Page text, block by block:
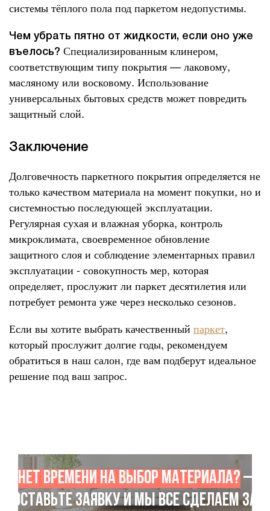
системы тёплого пола под паркетом недопустимы.
Чем убрать пятно от жидкости, если оно уже
въелось? Специализированным клинером,
соответствующим типу покрытия — лаковому,
масляному или восковому. Использование
универсальных бытовых средств может повредить
защитный слой.
Заключение
Долговечность паркетного покрытия определяется не
только качеством материала на момент покупки, но и
системностью последующей эксплуатации.
Регулярная сухая и влажная уборка, контроль
микроклимата, своевременное обновление
защитного слоя и соблюдение элементарных правил
эксплуатации - совокупность мер, которая
определяет, прослужит ли паркет десятилетия или
потребует ремонта уже через несколько сезонов.
Если вы хотите выбрать качественный паркет,
который прослужит долгие годы, рекомендуем
обратиться в наш салон, где вам подберут идеальное
решение под ваш запрос.
Нет времени на выбор материала?–
Оставьте заявку и мы все сделаем за